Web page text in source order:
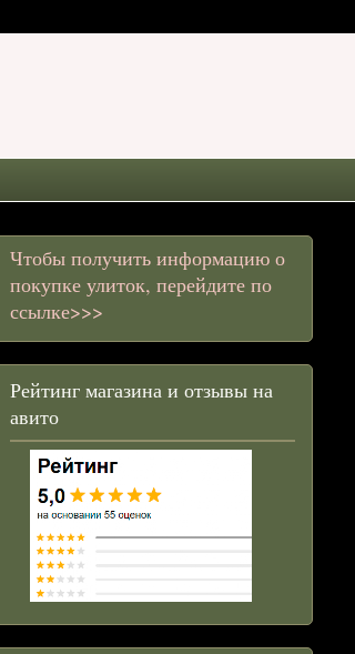
Чтобы получить информацию о
покупке улиток, перейдите по
ссылке>>>
Рейтинг магазина и отзывы на
авито